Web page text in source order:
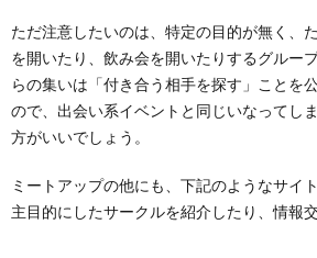
ただ注意したいのは、特定の目的が無く、
を開いたり、飲み会を開いたりするグルー
らの集いは「付き合う相手を探す」ことを
ので、出会い系イベントと同じいなってし
方がいいでしょう。
ミートアップの他にも、下記のようなサイ
主目的にしたサークルを紹介したり、情報